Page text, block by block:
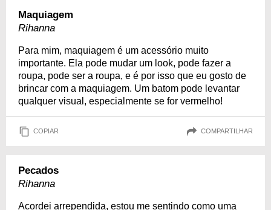
Maquiagem
Rihanna
Para mim, maquiagem é um acessório muito
importante. Ela pode mudar um look, pode fazer a
roupa, pode ser a roupa, e é por isso que eu gosto de
brincar com a maquiagem. Um batom pode levantar
qualquer visual, especialmente se for vermelho!
COPIAR COMPARTILHAR
Pecados
Rihanna
Acordei arrependida, estou me sentindo como uma